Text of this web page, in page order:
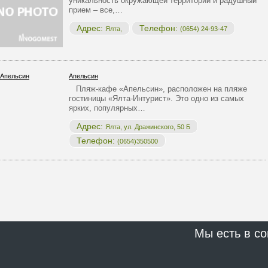
прием – все,…
Адрес: Ялта, Телефон: (0654) 24-93-47
Апельсин
Пляж-кафе «Апельсин», расположен на пляже
гостиницы «Ялта-Интурист». Это одно из самых
ярких, популярных…
Адрес: Ялта, ул. Дражинского, 50 Б
Телефон: (0654)350500
Мы есть в